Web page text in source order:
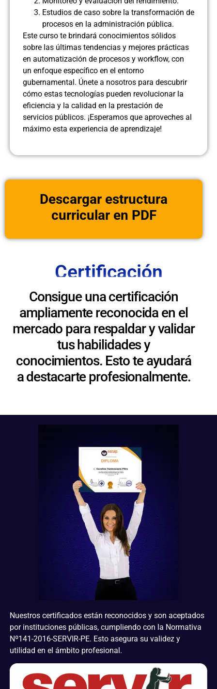
Estudios de caso sobre la transformación de
procesos en la administración pública.
Este curso te brindará conocimientos sólidos
sobre las últimas tendencias y mejores prácticas
en automatización de procesos y workflow, con
un enfoque específico en el entorno
gubernamental. Únete a nosotros para descubrir
cómo estas tecnologías pueden revolucionar la
eficiencia y la calidad en la prestación de
servicios públicos. ¡Esperamos que aproveches al
máximo esta experiencia de aprendizaje!
Descargar estructura
curricular en PDF
Certificación
Consigue una certificación
ampliamente reconocida en el
mercado para respaldar y validar
tus habilidades y
conocimientos. Esto te ayudará
a destacarte profesionalmente.
Nuestros certificados están reconocidos y son aceptados
por instituciones públicas, cumpliendo con la Normativa
Nº141-2016-SERVIR-PE. Esto asegura su validez y
utilidad en el ámbito profesional.